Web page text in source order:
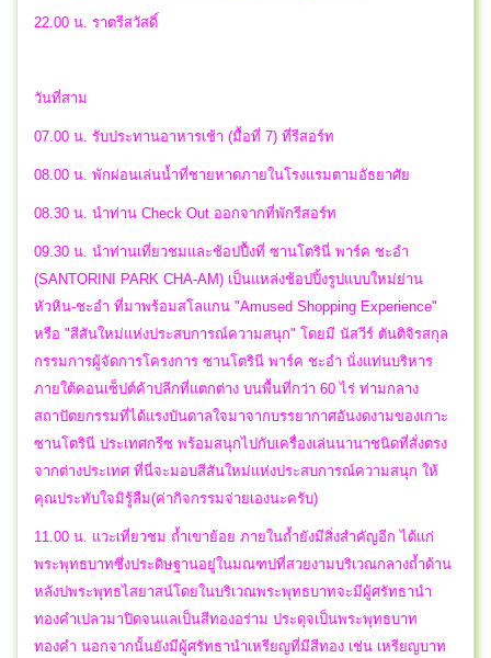
22.00 น. ราตรีสวัสดิ์
วันที่สาม
07.00 น. รับประทานอาหารเช้า (มื้อที่ 7) ที่รีสอร์ท
08.00 น. พักผ่อนเล่นน้ำที่ชายหาดภายในโรงแรมตามอัธยาศัย
08.30 น. นำท่าน Check Out ออกจากที่พักรีสอร์ท
09.30 น. นำท่านเที่ยวชมและช้อปปื้งที่ ซานโตรินี่ พาร์ค ชะอำ
(SANTORINI PARK CHA-AM) เป็นแหล่งช้อปปิ้งรูปแบบใหม่ย่าน
หัวหิน-ชะอำ ที่มาพร้อมสโลแกน "Amused Shopping Experience"
หรือ "สีสันใหม่แห่งประสบการณ์ความสนุก" โดยมี นัสวีร์ ตันติจิรสกุล
กรรมการผู้จัดการโครงการ ซานโตรินี พาร์ค ชะอำ นั่งแท่นบริหาร
ภายใต้คอนเซ็ปต์ค้าปลีกที่แตกต่าง บนพื้นที่กว่า 60 ไร่ ท่ามกลาง
สถาปัตยกรรมที่ได้แรงบันดาลใจมาจากบรรยากาศอันงดงามของเกาะ
ซานโตรินี ประเทศกรีซ พร้อมสนุกไปกับเครื่องเล่นนานาชนิดที่สั่งตรง
จากต่างประเทศ ที่นี่จะมอบสีสันใหม่แห่งประสบการณ์ความสนุก ให้
คุณประทับใจมิรู้ลืม(ค่ากิจกรรมจ่ายเองนะครับ)
11.00 น. แวะเที่ยวชม ถ้ำเขาย้อย ภายในถ้ำยังมีสิ่งสำคัญอีก ได้แก่
พระพุทธบาทซึ่งประดิษฐานอยู่ในมณฑปที่สวยงามบริเวณกลางถ้ำด้าน
หลังปพระพุทธไสยาสน์โดยในบริเวณพระพุทธบาทจะมีผู้ศรัทธานำ
ทองคำเปลวมาปิดจนแลเป็นสีทองอร่าม ประดุจเป็นพระพุทธบาท
ทองคำ นอกจากนั้นยังมีผู้ศรัทธานำเหรียญที่มีสีทอง เช่น เหรียญบาท